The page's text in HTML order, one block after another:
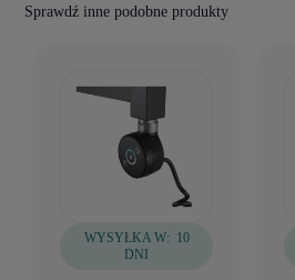
Sprawdź inne podobne produkty
WYSYŁKA W: 10
DNI